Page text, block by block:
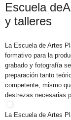
Escuela
y talleres
La Escuela de Artes
formativo para la
grabado y fotografía
preparación tanto
competente, mismo
destrezas necesarias
La Escuela de Artes